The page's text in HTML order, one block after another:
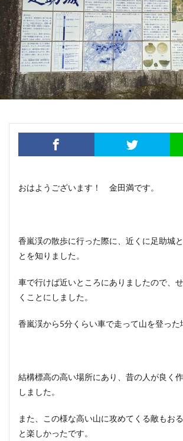
おはようございます！ 金田満です。
香嵐渓の散歩に行った際に、近くに足助城
とを知りました。
車で行けば近いところにありましたので、
くことにしました。
香嵐渓から5分くらい車で走って山を登った
結構標高の高い場所にあり、昔の人が良く
しました。
また、この様な高い山に攻めてくる敵もお
と楽しかったです。